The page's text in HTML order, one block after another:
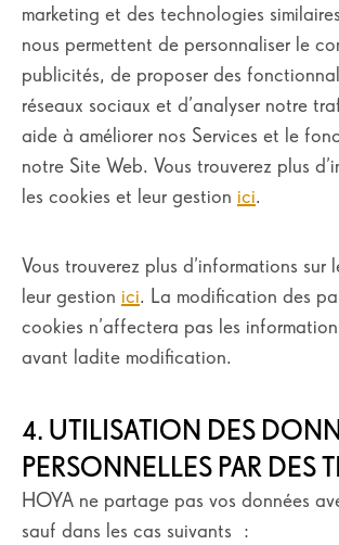
marketing et des technologies
nous permettent de personnaliser le
publicités, de proposer des
réseaux sociaux et d’analyser notre
aide à améliorer nos Services et le
notre Site Web. Vous trouverez plus
les cookies et leur gestion ici.
Vous trouverez plus d’informations sur
leur gestion ici. La modification des
cookies n’affectera pas les
avant ladite
4. UTILISATION DES
PERSONNELLES PAR DES
HOYA ne partage pas vos données
sauf dans les cas suivants :